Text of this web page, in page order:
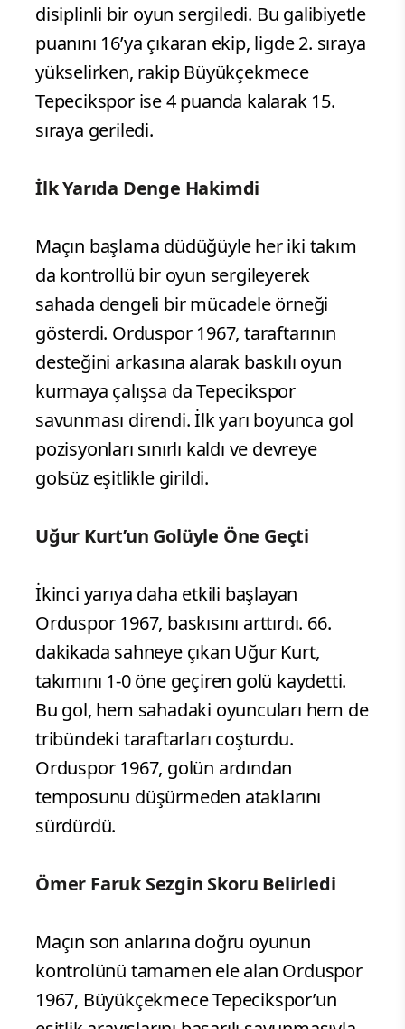
disiplinli bir oyun sergiledi. Bu galibiyetle
puanını 16’ya çıkaran ekip, ligde 2. sıraya
yükselirken, rakip Büyükçekmece
Tepecikspor ise 4 puanda kalarak 15.
sıraya geriledi.
İlk Yarıda Denge Hakimdi
Maçın başlama düdüğüyle her iki takım
da kontrollü bir oyun sergileyerek
sahada dengeli bir mücadele örneği
gösterdi. Orduspor 1967, taraftarının
desteğini arkasına alarak baskılı oyun
kurmaya çalışsa da Tepecikspor
savunması direndi. İlk yarı boyunca gol
pozisyonları sınırlı kaldı ve devreye
golsüz eşitlikle girildi.
Uğur Kurt’un Golüyle Öne Geçti
İkinci yarıya daha etkili başlayan
Orduspor 1967, baskısını arttırdı. 66.
dakikada sahneye çıkan Uğur Kurt,
takımını 1-0 öne geçiren golü kaydetti.
Bu gol, hem sahadaki oyuncuları hem de
tribündeki taraftarları coşturdu.
Orduspor 1967, golün ardından
temposunu düşürmeden ataklarını
sürdürdü.
Ömer Faruk Sezgin Skoru Belirledi
Maçın son anlarına doğru oyunun
kontrolünü tamamen ele alan Orduspor
1967, Büyükçekmece Tepecikspor’un